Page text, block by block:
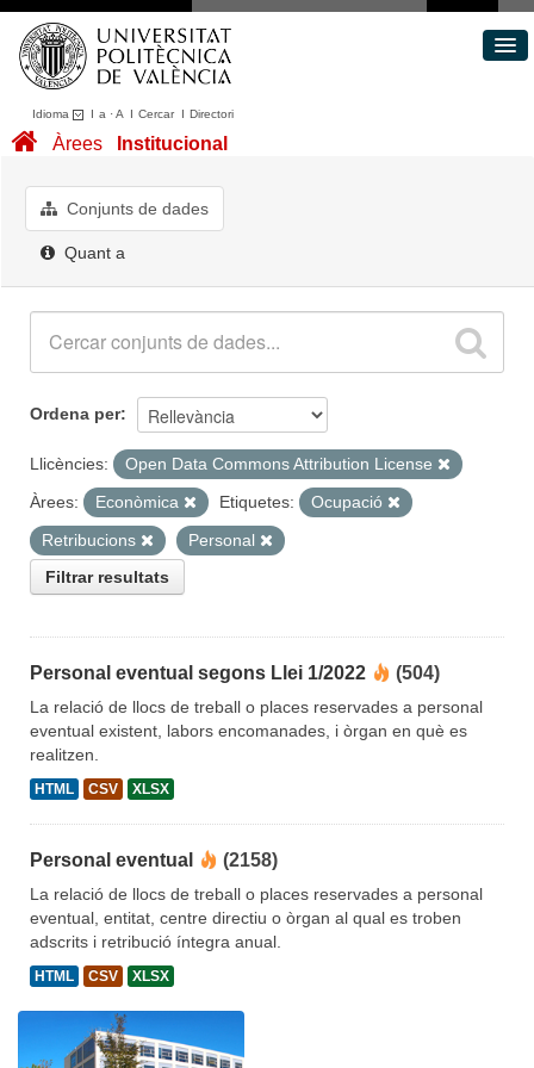
Idioma I a ·A I CercarI Directori
Conjunts de dades
Quant a
Àrees Institucional
Conjunts de dades
Quant a
Ordena per
Llicències:
Open Data Commons Attribution License
Àrees:
Econòmica Etiquetes:
Ocupació
Retribucions
Personal
Filtrar resultats
Personal eventual segons Llei 1/2022 (504)
La relació de llocs de treball o places reservades a personal
eventual existent, labors encomanades, i òrgan en què es
realitzen.
HTML CSV XLSX
Personal eventual (2158)
La relació de llocs de treball o places reservades a personal
eventual, entitat, centre directiu o òrgan al qual es troben
adscrits i retribució íntegra anual.
HTML CSV XLSX